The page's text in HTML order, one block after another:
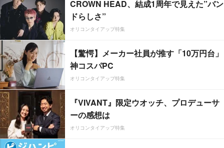
CROWN HEAD、結成1周年で見えた”バン
ドらしさ”
オリコンタイアップ特集
【驚愕】メーカー社員が推す「10万円台」
神コスパPC
オリコンタイアップ特集
『VIVANT』限定ウオッチ、プロデューサ
ーの感想は
オリコンタイアップ特集